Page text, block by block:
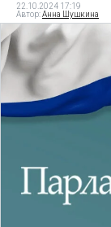
22.10.2024 17:19
Автор:Анна Шушкина